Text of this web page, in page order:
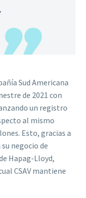
Sud Americana
de 2021 con
un registro
al mismo
Esto, gracias a
negocio de
Hapag-Lloyd,
CSAV mantiene